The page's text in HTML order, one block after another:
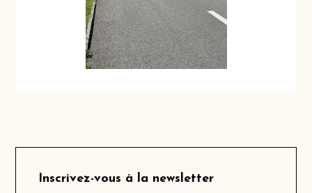
Inscrivez-vous à la newsletter